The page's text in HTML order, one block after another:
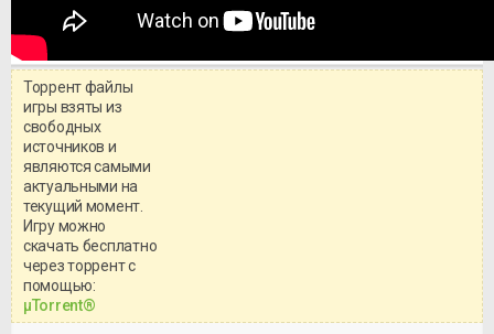
системными требованиями и
Торрент файлы
игры взяты из
свободных
источников и
являются самыми
актуальными на
текущий момент.
Игру можно
скачать бесплатно
через торрент с
помощью:
μTorrent®